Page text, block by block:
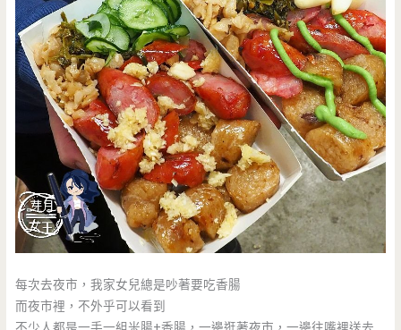
每次去夜市，我家女兒總是吵著要吃香腸
而夜市裡，不外乎可以看到